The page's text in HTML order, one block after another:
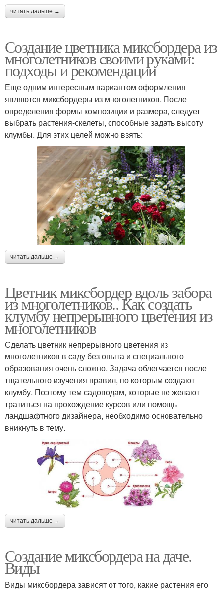
читать дальше →
Создание цветника миксбордера из
многолетников своими руками:
подходы и рекомендации
Еще одним интересным вариантом оформления
являются миксбордеры из многолетников. После
определения формы композиции и размера, следует
выбрать растения-скелеты, способные задать высоту
клумбы. Для этих целей можно взять:
читать дальше →
Цветник миксбордер вдоль забора
из многолетников.. Как создать
клумбу непрерывного цветения из
многолетников
Сделать цветник непрерывного цветения из
многолетников в саду без опыта и специального
образования очень сложно. Задача облегчается после
тщательного изучения правил, по которым создают
клумбу. Поэтому тем садоводам, которые не желают
тратиться на прохождение курсов или помощь
ландшафтного дизайнера, необходимо основательно
вникнуть в тему.
читать дальше →
Создание миксбордера на даче.
Виды
Виды миксбордера зависят от того, какие растения его